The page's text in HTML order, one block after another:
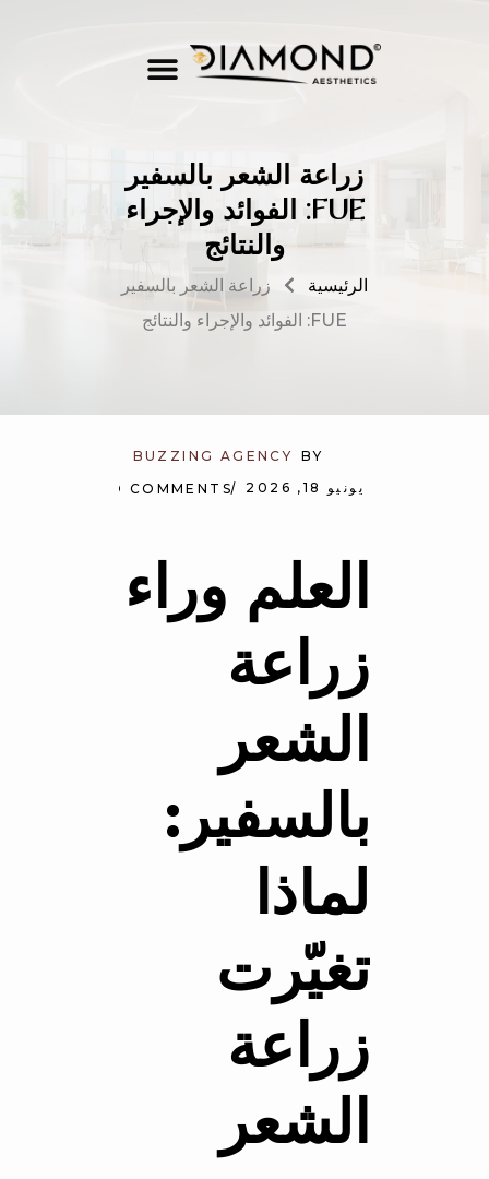
زراعة الشعر بالسفير
FUE: الفوائد والإجراء
والنتائج
الرئيسية
زراعة الشعر بالسفير
FUE: الفوائد والإجراء والنتائج
يونيو 18, 2026 NO COMMENTS
BY
BUZZING AGENCY
العلم وراء
زراعة
الشعر
بالسفير:
لماذا
تغيّرت
زراعة
الشعر